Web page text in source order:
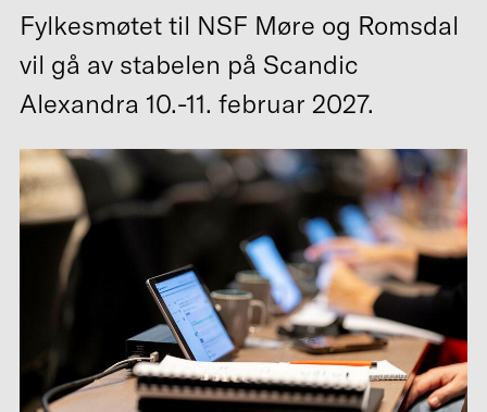
Fylkesmøtet til NSF Møre og Romsdal
vil gå av stabelen på Scandic
Alexandra 10.-11. februar 2027.